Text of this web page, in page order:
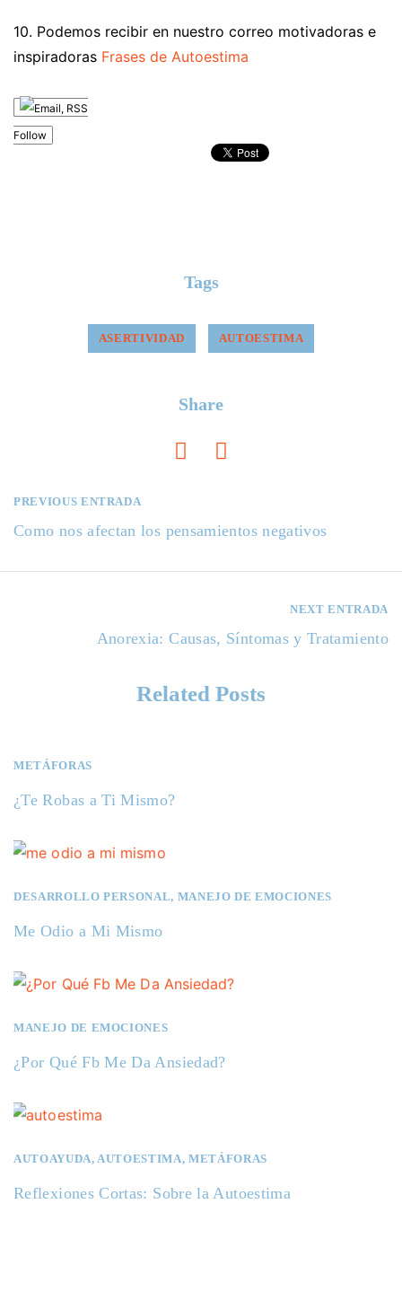
10. Podemos recibir en nuestro correo motivadoras e
inspiradoras Frases de Autoestima
Follow
Tags
ASERTIVIDAD AUTOESTIMA
Share
N
a
d
e
n
t
d
PREVIOUS ENTRADA
Como nos afectan los pensamientos negativos
NEXT ENTRADA
Anorexia: Causas, Síntomas y Tratamiento
Related Posts
METÁFORAS
¿Te Robas a Ti Mismo?
DESARROLLO PERSONAL, MANEJO DE EMOCIONES
Me Odio a Mi Mismo
MANEJO DE EMOCIONES
¿Por Qué Fb Me Da Ansiedad?
AUTOAYUDA, AUTOESTIMA, METÁFORAS
Reflexiones Cortas: Sobre la Autoestima